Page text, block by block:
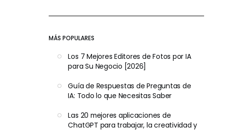
MÁS POPULARES
Los 7 Mejores Editores de Fotos por IA
para Su Negocio [2026]
Guía de Respuestas de Preguntas de
IA: Todo lo que Necesitas Saber
Las 20 mejores aplicaciones de
ChatGPT para trabajar, la creatividad y